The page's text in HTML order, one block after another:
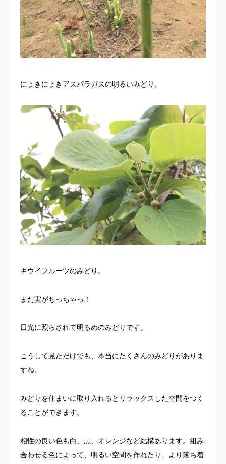
にょきにょきアスパラガスの明るいみどり。
キウイフルーツのみどり。
まだ実がちっちゃっ！
日光に照らされて明るめのみどりです。
こうして見ただけでも、本当にたくさんのみどりがありま
すね。
みどりを住まいに取り入れるとリラックスした空間をつく
ることができます。
相性の良い色も白、黒、オレンジなど結構あります。組み
合わせる色によって、明るい空間を作れたり、より落ち着